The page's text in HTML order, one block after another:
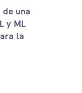
una
y ML
la